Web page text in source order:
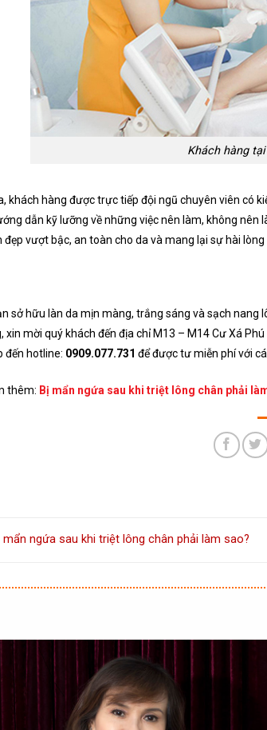
Khách hàng
khách hàng được trực tiếp đội ngũ chuyên viên có
dẫn kỹ lưỡng về những việc nên làm, không
đẹp vượt bậc, an toàn cho da và mang lại sự hài lòng
sở hữu làn da mịn màng, trắng sáng và sạch nang
xin mời quý khách đến địa chỉ M13 – M14 Cư Xá
đến hotline: 0909.077.731 để được tư miễn phí với
thêm: Bị mẩn ngứa sau khi triệt lông chân phải
mẩn ngứa sau khi triệt lông chân phải làm sao?